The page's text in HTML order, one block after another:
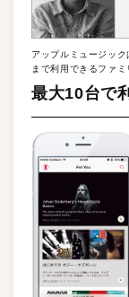
アップルミュージッ
まで利用できるファ
最大10台で